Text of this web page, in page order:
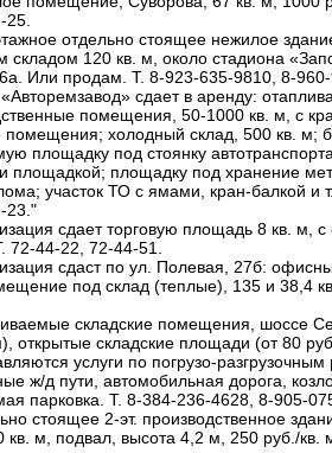
25.
отдельно стоящее нежилое
складом 120 кв. м, около стадиона
Или продам. Т. 8-923-635-9810, 8-960-
сдает в аренду:
помещения, 50-1000 кв. м, с
холодный склад, 500 кв. м;
площадку под стоянку
площадкой; площадку под хранение
участок ТО с ямами, кран-балкой и
23."
сдает торговую площадь 8 кв. м,
72-44-22, 72-44-51.
сдаст по ул. Полевая, 27б:
под склад (теплые), 135 и 38,4
складские помещения, шоссе
открытые складские площади (от 80
услуги по погрузо-разгрузочным
ж/д пути, автомобильная дорога,
парковка. Т. 8-384-236-4628, 8-905-
стоящее 2-эт. производственное
кв. м, подвал, высота 4,2 м, 250 руб./кв.